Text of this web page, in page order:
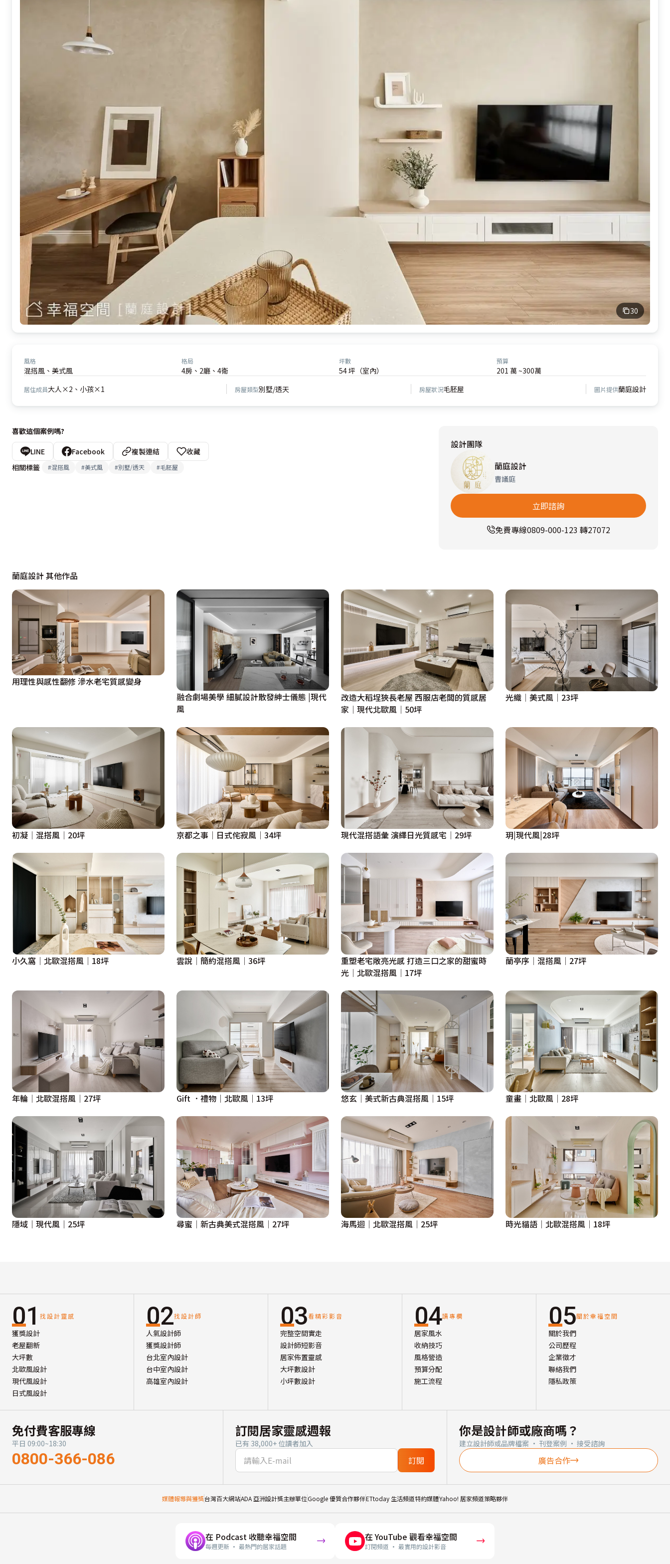
30
風格
混搭風、美式風
格局
4房、2廳、4衛
坪數
54 坪（室內）
預算
201 萬 ~300萬
居住成員大人×2、小孩×1 房屋類型別墅/透天 房屋狀況毛胚屋 圖片提供蘭庭設計
喜歡這個案例嗎?
LINE Facebook 複製連結
收藏
相關標籤
#混搭風 #美式風 #別墅/透天 #毛胚屋
設計團隊
蘭庭設計
曹議庭
立即諮詢
免費專線0809-000-123 轉27072
蘭庭設計 其他作品
用理性與感性翻修 滲水老宅質感變身
融合劇場美學 細膩設計散發紳士儀態 |現代
風
改造大稻埕狹長老屋 西服店老闆的質感居
家│現代北歐風│50坪
光織│美式風│23坪
初凝│混搭風│20坪 京都之事│日式侘寂風│34坪 現代混搭語彙 演繹日光質感宅│29坪 玥|現代風|28坪
小久窩│北歐混搭風│18坪 雲說│簡約混搭風│36坪
重塑老宅敞亮光感 打造三口之家的甜蜜時
光│北歐混搭風│17坪
蘭亭序│混搭風│27坪
年輪│北歐混搭風│27坪 Gift ．禮物｜北歐風｜13坪 悠玄│美式新古典混搭風│15坪 童畫│北歐風│28坪
隱域｜現代風｜25坪 尋蜜│新古典美式混搭風│27坪 海馬迴│北歐混搭風│25坪 時光貓語│北歐混搭風│18坪
01 找設計靈感
獲獎設計
老屋翻新
大坪數
北歐風設計
現代風設計
日式風設計
02找設計師
人氣設計師
獲獎設計師
台北室內設計
台中室內設計
高雄室內設計
03看精彩影音
完整空間實走
設計師短影音
居家佈置靈感
大坪數設計
小坪數設計
04讀專欄
居家風水
收納技巧
風格營造
預算分配
施工流程
05關於幸福空間
關於我們
公司歷程
企業徵才
聯絡我們
隱私政策
免付費客服專線
平日 09:00~18:30
0800-366-086
訂閱居家靈感週報
已有 38,000+ 位讀者加入
訂閱
你是設計師或廠商嗎？
建立設計師或品牌檔案 · 刊登案例 · 接受諮詢
廣告合作
媒體報導與獲獎台灣百大網站ADA 亞洲設計獎主辦單位Google 優質合作夥伴ETtoday 生活頻道特約媒體Yahoo! 居家頻道策略夥伴
在 Podcast 收聽幸福空間
每週更新 · 最熱門的居家話題
在 YouTube 觀看幸福空間
訂閱頻道 · 最實用的設計影音